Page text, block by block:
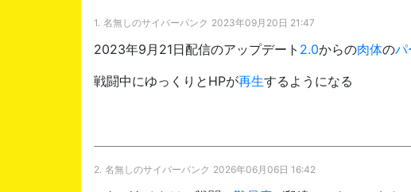
1. 名無しのサイバーパンク 2023年09月20日 21:47
2023年9月21日配信のアップデート 2.0からの肉体のパ
戦闘中にゆっくりとHPが再生するようになる
2. 名無しのサイバーパンク 2026年06月06日 16:42